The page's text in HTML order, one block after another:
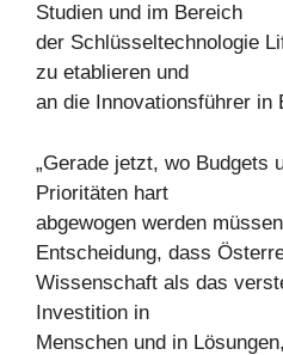
Studien und im Bereich
der Schlüsseltechnologie
zu etablieren und
an die Innovationsführer in
„Gerade jetzt, wo Budgets
Prioritäten hart
abgewogen werden
Entscheidung, dass
Wissenschaft als das
Investition in
Menschen und in